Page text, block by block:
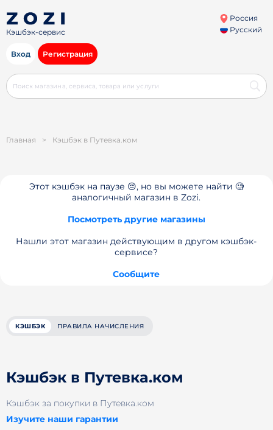
Кэшбэк-сервис
Россия
Русский
Вход Регистрация
Главная > Кэшбэк в Путевка.ком
Этот кэшбэк на паузе 😔, но вы можете найти 🧐
аналогичный магазин в Zozi.
Посмотреть другие магазины
Нашли этот магазин действующим в другом кэшбэк-
сервисе?
Сообщите
КЭШБЭК ПРАВИЛА НАЧИСЛЕНИЯ
Кэшбэк в Путевка.ком
Кэшбэк за покупки в Путевка.ком
Изучите наши гарантии